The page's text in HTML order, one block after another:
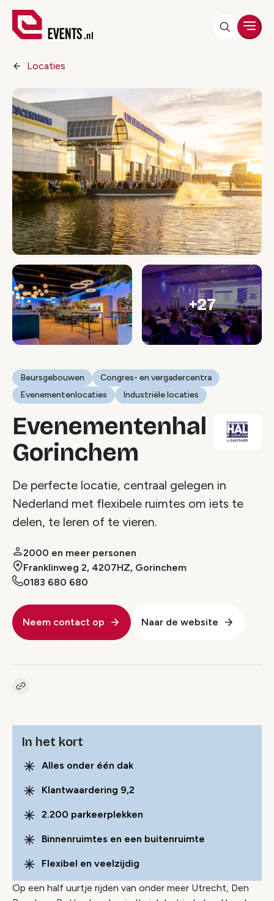
Locaties
+27
Beursgebouwen
Congres- en vergadercentra
Evenementenlocaties
Industriële locaties
Evenementenhal
Gorinchem
De perfecte locatie, centraal gelegen in
Nederland met flexibele ruimtes om iets te
delen, te leren of te vieren.
2000 en meer personen
Franklinweg 2, 4207HZ, Gorinchem
0183 680 680
Neem contact op Naar de website
Kopieer link naar pagina
In het kort
Alles onder één dak
Klantwaardering 9,2
2.200 parkeerplekken
Binnenruimtes en een buitenruimte
Flexibel en veelzijdig
Op een half uurtje rijden van onder meer Utrecht, Den